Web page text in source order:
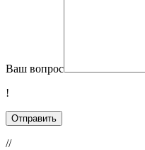
Ваш вопрос
!
//